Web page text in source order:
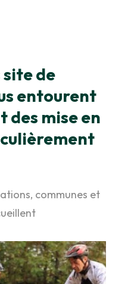
de
entourent
des mise en
communes et